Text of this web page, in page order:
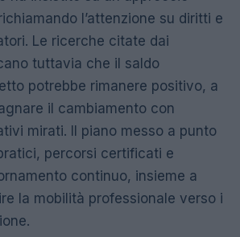
l’attenzione su diritti e
Le ricerche citate dai
tuttavia che il saldo
potrebbe rimanere positivo, a
il cambiamento con
mirati. Il piano messo a punto
percorsi certificati e
continuo, insieme a
la mobilità professionale verso i